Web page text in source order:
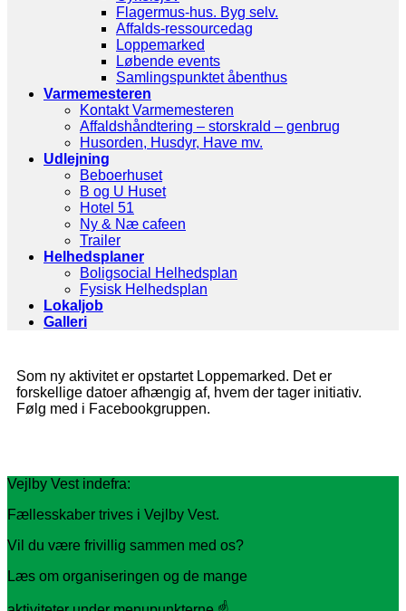
Flagermus-hus. Byg selv.
Affalds-ressourcedag
Loppemarked
Løbende events
Samlingspunktet åbenthus
Varmemesteren
Kontakt Varmemesteren
Affaldshåndtering – storskrald – genbrug
Husorden, Husdyr, Have mv.
Udlejning
Beboerhuset
B og U Huset
Hotel 51
Ny & Næ cafeen
Trailer
Helhedsplaner
Boligsocial Helhedsplan
Fysisk Helhedsplan
Lokaljob
Galleri
Som ny aktivitet er opstartet Loppemarked. Det er
forskellige datoer afhængig af, hvem der tager initiativ.
Følg med i Facebookgruppen.
Vejlby Vest indefra:
Fællesskaber trives i Vejlby Vest.
Vil du være frivillig sammen med os?
Læs om organiseringen og de mange